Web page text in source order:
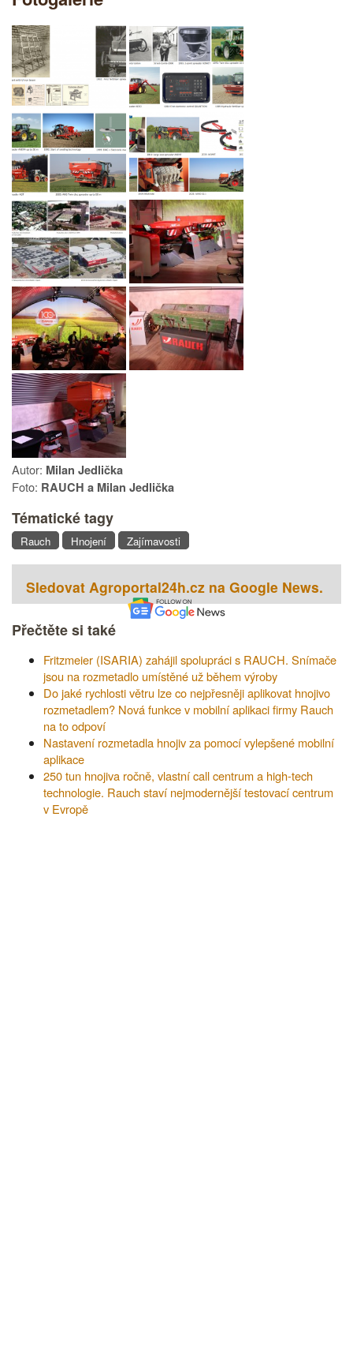
Autor: Milan Jedlička
Foto: RAUCH a Milan Jedlička
Tématické tagy
Rauch Hnojení Zajímavosti
Sledovat Agroportal24h.cz na Google News.
Přečtěte si také
Fritzmeier (ISARIA) zahájil spolupráci s RAUCH. Snímače
jsou na rozmetadlo umístěné už během výroby
Do jaké rychlosti větru lze co nejpřesněji aplikovat hnojivo
rozmetadlem? Nová funkce v mobilní aplikaci firmy Rauch
na to odpoví
Nastavení rozmetadla hnojiv za pomocí vylepšené mobilní
aplikace
250 tun hnojiva ročně, vlastní call centrum a high-tech
technologie. Rauch staví nejmodernější testovací centrum
v Evropě